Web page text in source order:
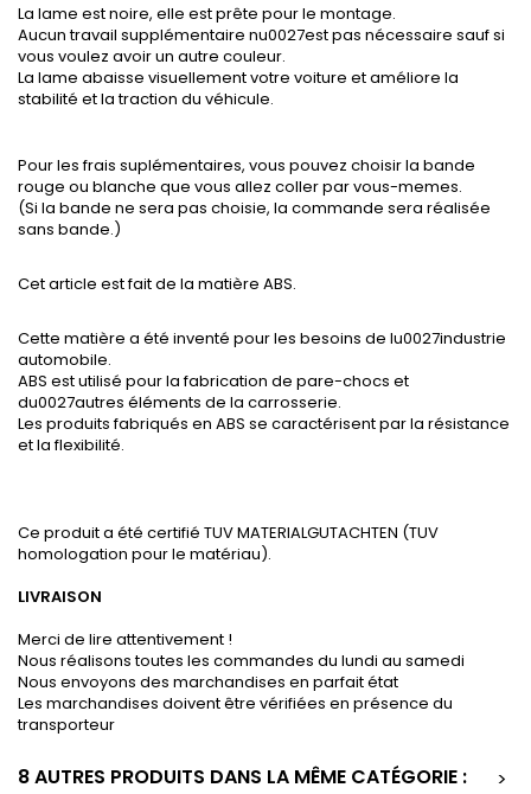
La lame est noire, elle est prête pour le montage.
Aucun travail supplémentaire nu0027est pas nécessaire sauf si
vous voulez avoir un autre couleur.
La lame abaisse visuellement votre voiture et améliore la
stabilité et la traction du véhicule.
Pour les frais suplémentaires, vous pouvez choisir la bande
rouge ou blanche que vous allez coller par vous-memes.
(Si la bande ne sera pas choisie, la commande sera réalisée
sans bande.)
Cet article est fait de la matière ABS.
Cette matière a été inventé pour les besoins de lu0027industrie
automobile.
ABS est utilisé pour la fabrication de pare-chocs et
du0027autres éléments de la carrosserie.
Les produits fabriqués en ABS se caractérisent par la résistance
et la flexibilité.
Ce produit a été certifié TUV MATERIALGUTACHTEN (TUV
homologation pour le matériau).
LIVRAISON
Merci de lire attentivement !
Nous réalisons toutes les commandes du lundi au samedi
Nous envoyons des marchandises en parfait état
Les marchandises doivent être vérifiées en présence du
transporteur
8 AUTRES PRODUITS DANS LA MÊME CATÉGORIE :
>